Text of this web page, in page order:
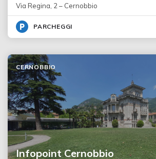
Via Regina, 2 – Cernobbio
PARCHEGGI
Infopoint Cernobbio
CERNOBBIO